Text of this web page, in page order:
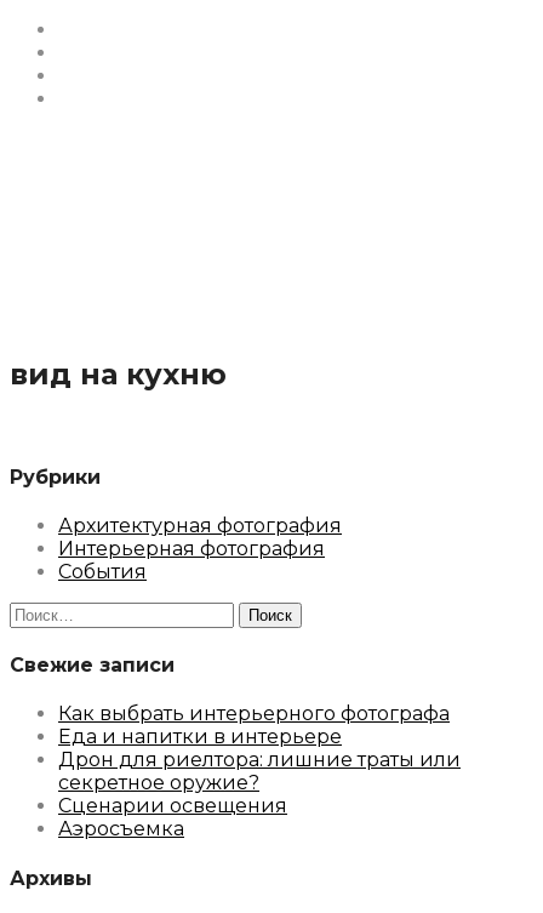
вид на кухню
Рубрики
Архитектурная фотография
Интерьерная фотография
События
Найти:
Свежие записи
Как выбрать интерьерного фотографа
Еда и напитки в интерьере
Дрон для риелтора: лишние траты или
секретное оружие?
Сценарии освещения
Аэросъемка
Архивы